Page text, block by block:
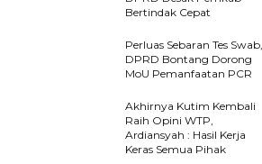
Bertindak Cepat
Perluas Sebaran Tes Swab,
DPRD Bontang Dorong
MoU Pemanfaatan PCR
Akhirnya Kutim Kembali
Raih Opini WTP,
Ardiansyah : Hasil Kerja
Keras Semua Pihak